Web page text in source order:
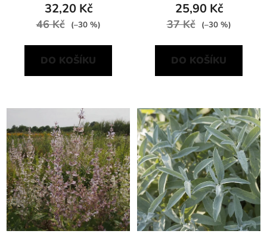
32,20 Kč
46 Kč (–30 %)
DO KOŠÍKU
25,90 Kč
37 Kč (–30 %)
DO KOŠÍKU